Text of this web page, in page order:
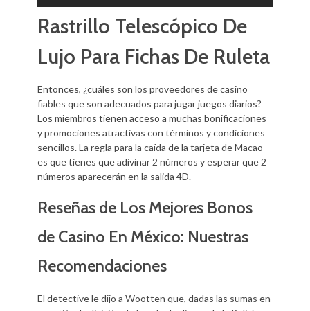
Rastrillo Telescópico De
Lujo Para Fichas De Ruleta
Entonces, ¿cuáles son los proveedores de casino
fiables que son adecuados para jugar juegos diarios?
Los miembros tienen acceso a muchas bonificaciones
y promociones atractivas con términos y condiciones
sencillos. La regla para la caída de la tarjeta de Macao
es que tienes que adivinar 2 números y esperar que 2
números aparecerán en la salida 4D.
Reseñas de Los Mejores Bonos
de Casino En México: Nuestras
Recomendaciones
El detective le dijo a Wootten que, dadas las sumas en